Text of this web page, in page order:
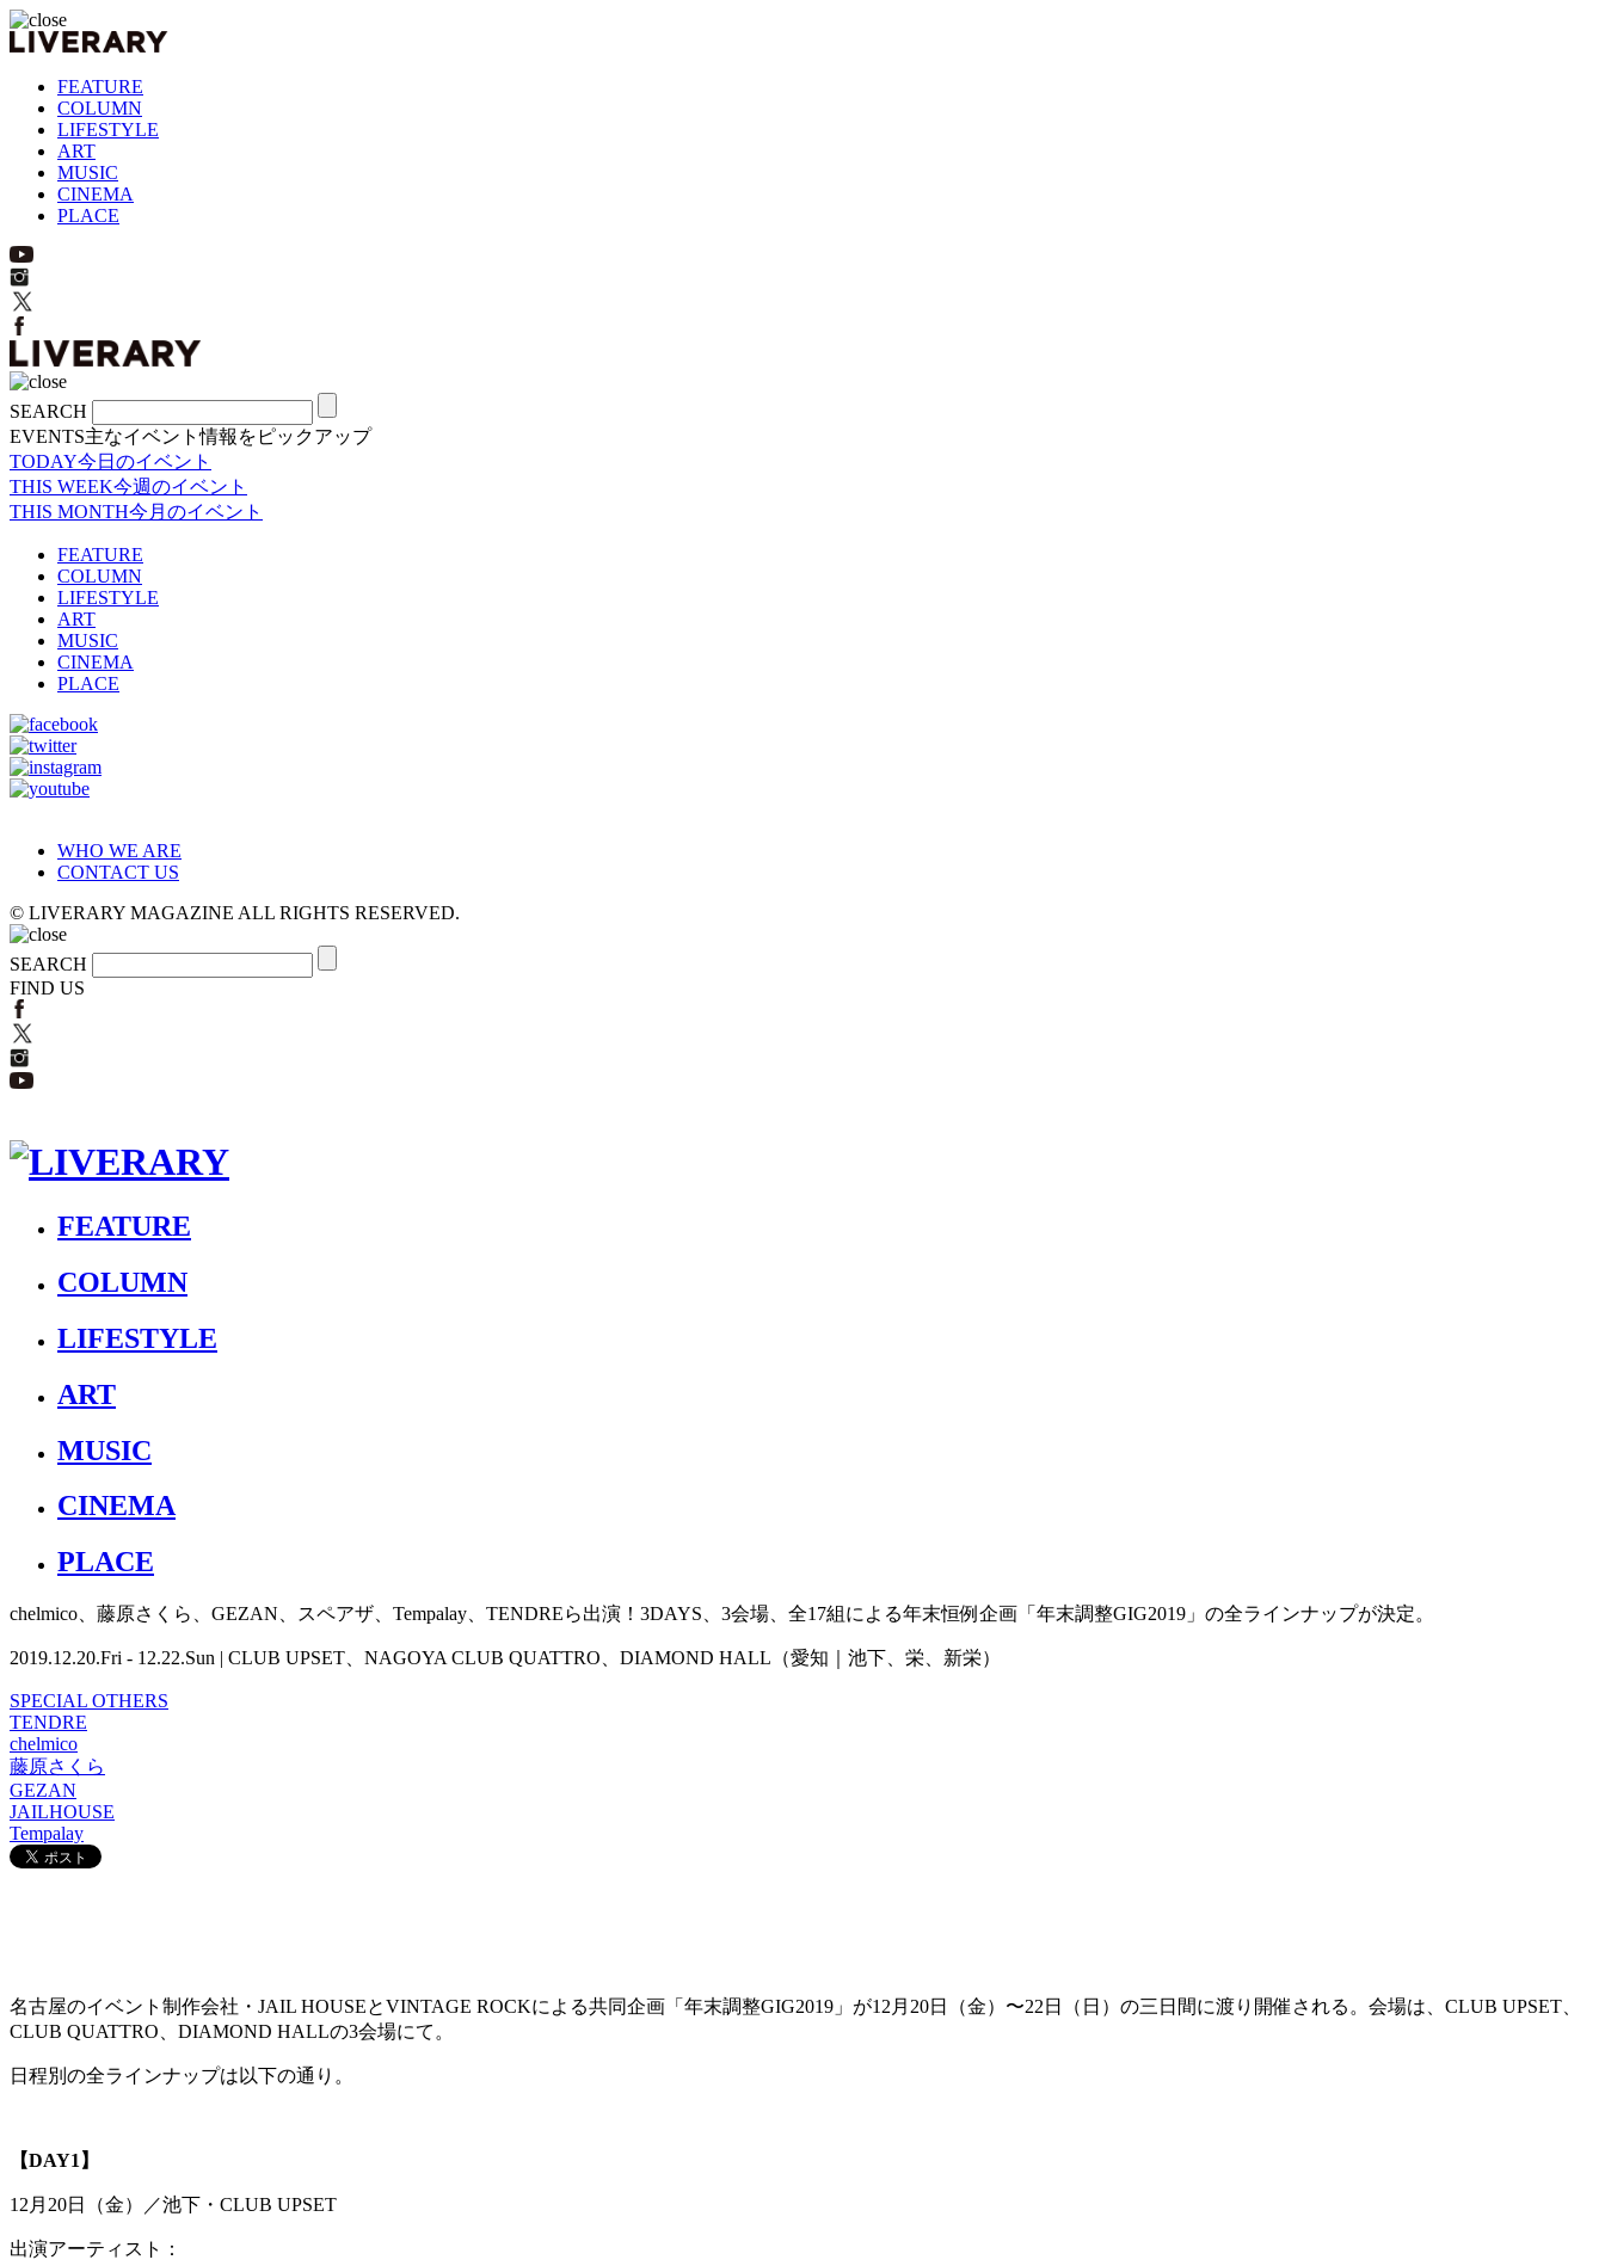
FEATURE
COLUMN
LIFESTYLE
ART
MUSIC
CINEMA
PLACE
SEARCH
EVENTS主なイベント情報をピックアップ
TODAY今日のイベント
THIS WEEK今週のイベント
THIS MONTH今月のイベント
FEATURE
COLUMN
LIFESTYLE
ART
MUSIC
CINEMA
PLACE
WHO WE ARE
CONTACT US
© LIVERARY MAGAZINE ALL RIGHTS RESERVED.
SEARCH
FIND US
FEATURE
COLUMN
LIFESTYLE
ART
MUSIC
CINEMA
PLACE
chelmico、藤原さくら、GEZAN、スペアザ、Tempalay、TENDREら出演！3DAYS、3会場、全17組による年末恒例企画「年末調整GIG2019」の全ラインナップが決定。
2019.12.20.Fri - 12.22.Sun | CLUB UPSET、NAGOYA CLUB QUATTRO、DIAMOND HALL（愛知｜池下、栄、新栄）
SPECIAL OTHERS
TENDRE
chelmico
藤原さくら
GEZAN
JAILHOUSE
Tempalay
名古屋のイベント制作会社・JAIL HOUSEとVINTAGE ROCKによる共同企画「年末調整GIG2019」が12月20日（金）〜22日（日）の三日間に渡り開催される。会場は、CLUB UPSET、
CLUB QUATTRO、DIAMOND HALLの3会場にて。
日程別の全ラインナップは以下の通り。
【DAY1】
12月20日（金）／池下・CLUB UPSET
出演アーティスト：